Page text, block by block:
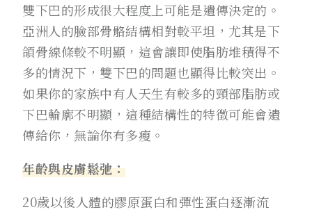
雙下巴的形成很大程度上可能是遺傳決定的。
亞洲人的臉部骨骼結構相對較平坦，尤其是下
頜骨線條較不明顯，這會讓即使脂肪堆積得不
多的情況下，雙下巴的問題也顯得比較突出。
如果你的家族中有人天生有較多的頸部脂肪或
下巴輪廓不明顯，這種結構性的特徵可能會遺
傳給你，無論你有多瘦。
年齡與皮膚鬆弛：
20歲以後人體的膠原蛋白和彈性蛋白逐漸流